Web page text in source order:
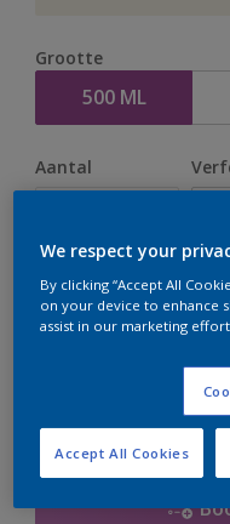
Grootte
500 ML
Aantal
Op dit moment is het
te bestellen. Houd de
We respect your
By clicking “Accept All
on your device to enhance
assist in our marketing
Accept All Cookies